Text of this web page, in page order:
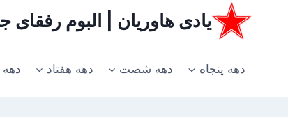
یادی هاوریان | البوم
دهه پنجاه دهه شصت دهه هفتاد دهه